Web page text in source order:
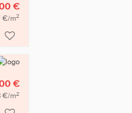
€
€/m2
€
€/m2